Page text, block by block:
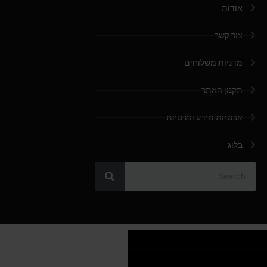
אודות
צור קשר
מדניות משלוחים
תקנון האתר
אבטחת מידע ופרטיות
בלוג